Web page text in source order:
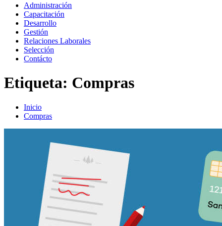
Menú
principal
Administración
Capacitación
Desarrollo
Gestión
Relaciones Laborales
Selección
Contácto
Etiqueta: Compras
Inicio
Compras